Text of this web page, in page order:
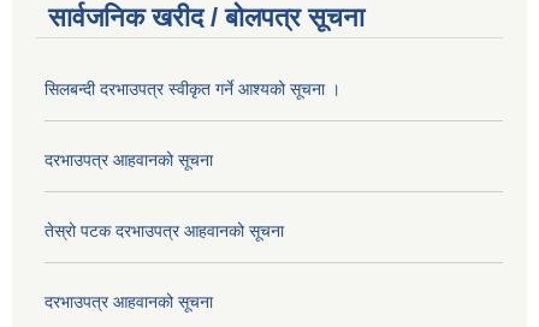
सार्वजनिक खरीद / बोलपत्र सूचना
सिलबन्दी दरभाउपत्र स्वीकृत गर्ने आश्यको सूचना ।
दरभाउपत्र आहवानको सूचना
तेस्रो पटक दरभाउपत्र आहवानको सूचना
दरभाउपत्र आहवानको सूचना